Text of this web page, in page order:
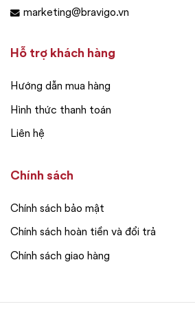
marketing@bravigo.vn
Hỗ trợ khách hàng
Hướng dẫn mua hàng
Hình thức thanh toán
Liên hệ
Chính sách
Chính sách bảo mật
Chính sách hoàn tiền và đổi trả
Chính sách giao hàng